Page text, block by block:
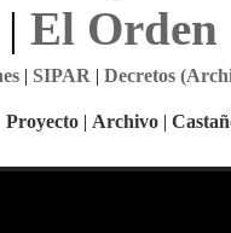
El Orden
| SIPAR | Decretos
Proyecto | Archivo |